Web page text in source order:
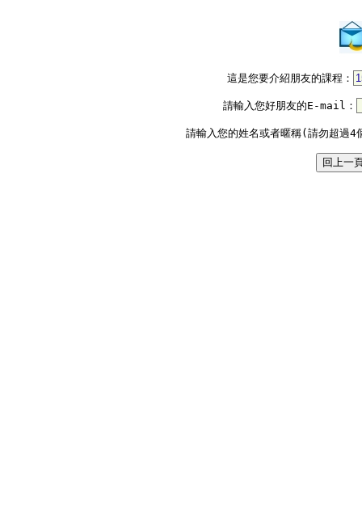
這是您要介紹朋友的課程：
請輸入您好朋友的E-mail：
請輸入您的姓名或者暱稱(請勿超過4